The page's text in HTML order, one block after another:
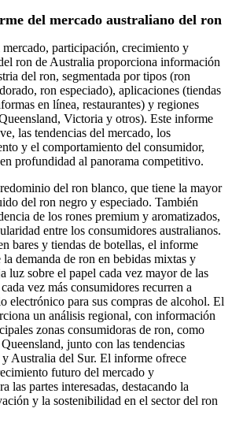
del mercado australiano del ron
participación, crecimiento y
ron de Australia proporciona información
del ron, segmentada por tipos (ron
ron especiado), aplicaciones (tiendas
en línea, restaurantes) y regiones
Victoria y otros). Este informe
las tendencias del mercado, los
y el comportamiento del consumidor,
profundidad al panorama competitivo.
del ron blanco, que tiene la mayor
del ron negro y especiado. También
de los rones premium y aromatizados,
entre los consumidores australianos.
bares y tiendas de botellas, el informe
demanda de ron en bebidas mixtas y
luz sobre el papel cada vez mayor de las
vez más consumidores recurren a
electrónico para sus compras de alcohol. El
un análisis regional, con información
zonas consumidoras de ron, como
junto con las tendencias
Australia del Sur. El informe ofrece
futuro del mercado y
las partes interesadas, destacando la
y la sostenibilidad en el sector del ron